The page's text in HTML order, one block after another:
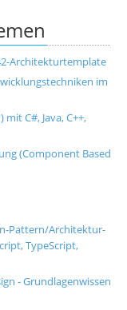
Architekturtemplate
im
C#, Java, C++,
(Component Based
Pattern/Architektur-
TypeScript,
- Grundlagenwissen